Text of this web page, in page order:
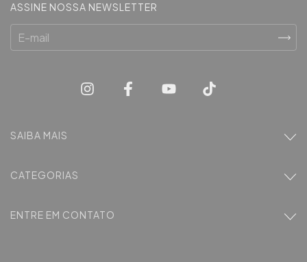
ASSINE NOSSA NEWSLETTER
SAIBA MAIS
CATEGORIAS
ENTRE EM CONTATO